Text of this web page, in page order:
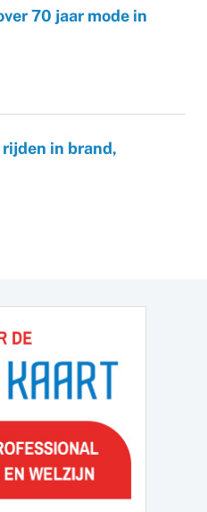
70 jaar mode in
in brand,